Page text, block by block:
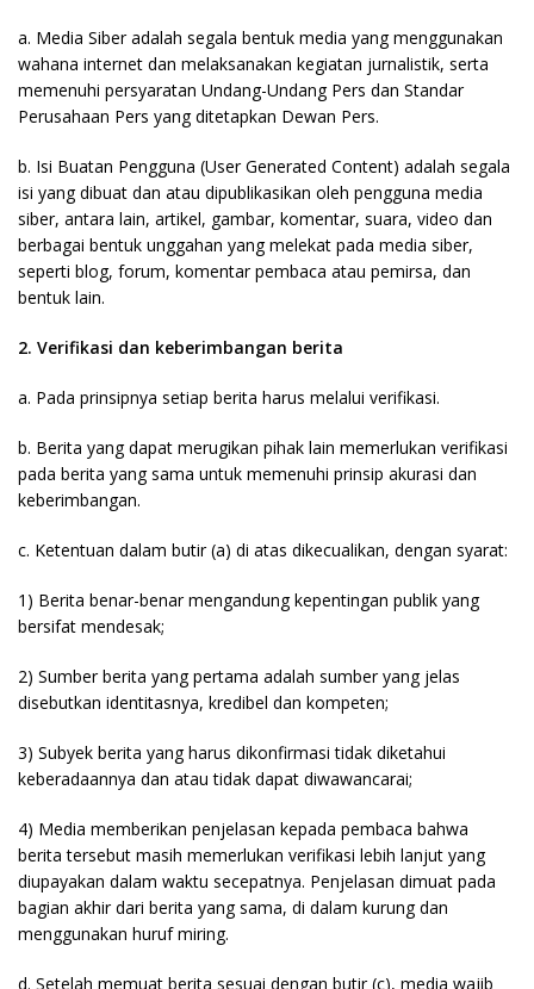
a. Media Siber adalah segala bentuk media yang menggunakan
wahana internet dan melaksanakan kegiatan jurnalistik, serta
memenuhi persyaratan Undang-Undang Pers dan Standar
Perusahaan Pers yang ditetapkan Dewan Pers.
b. Isi Buatan Pengguna (User Generated Content) adalah segala
isi yang dibuat dan atau dipublikasikan oleh pengguna media
siber, antara lain, artikel, gambar, komentar, suara, video dan
berbagai bentuk unggahan yang melekat pada media siber,
seperti blog, forum, komentar pembaca atau pemirsa, dan
bentuk lain.
2. Verifikasi dan keberimbangan berita
a. Pada prinsipnya setiap berita harus melalui verifikasi.
b. Berita yang dapat merugikan pihak lain memerlukan verifikasi
pada berita yang sama untuk memenuhi prinsip akurasi dan
keberimbangan.
c. Ketentuan dalam butir (a) di atas dikecualikan, dengan syarat:
1) Berita benar-benar mengandung kepentingan publik yang
bersifat mendesak;
2) Sumber berita yang pertama adalah sumber yang jelas
disebutkan identitasnya, kredibel dan kompeten;
3) Subyek berita yang harus dikonfirmasi tidak diketahui
keberadaannya dan atau tidak dapat diwawancarai;
4) Media memberikan penjelasan kepada pembaca bahwa
berita tersebut masih memerlukan verifikasi lebih lanjut yang
diupayakan dalam waktu secepatnya. Penjelasan dimuat pada
bagian akhir dari berita yang sama, di dalam kurung dan
menggunakan huruf miring.
d. Setelah memuat berita sesuai dengan butir (c), media wajib